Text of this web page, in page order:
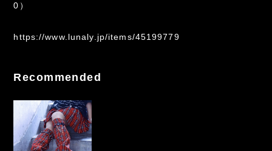
0）
https://www.lunaly.jp/items/45199779
Recommended